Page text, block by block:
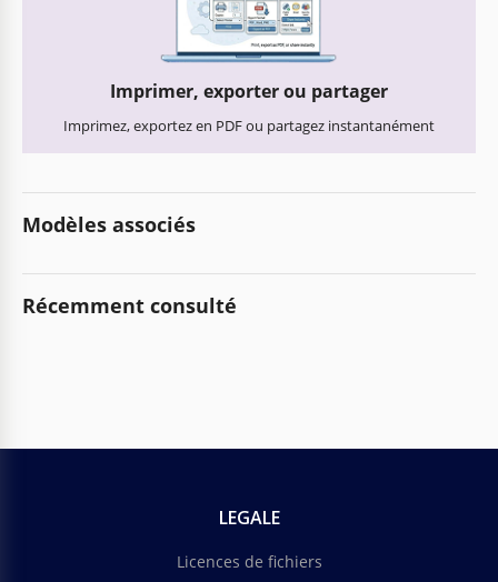
Imprimer, exporter ou partager
Imprimez, exportez en PDF ou partagez instantanément
Modèles associés
Récemment consulté
LEGALE
Licences de fichiers